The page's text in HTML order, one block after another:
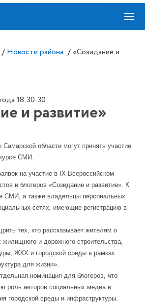
≡
/ Новости района / «Созидание и
18:30:30
и развитие»
области могут принять участие
СМИ.
на участие в IX Всероссийском
и блогеров «Созидание и развитие». К
СМИ, а также владельцы персональных
сетях, имеющие регистрацию в
тех, кто рассказывает жителям о
и дорожного строительства,
ЖКХ и городской среды в рамках
для жизни».
номинация для блогеров, что
роль авторов социальных медиа в
городской среды и инфраструктуры.